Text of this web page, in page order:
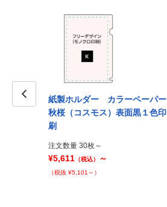
紙製ホルダー カラーペーパー
秋桜（コスモス）表面黒１色印
刷
注文数量 30枚～
¥5,611 （税込） ～
（税抜 ¥5,101～）